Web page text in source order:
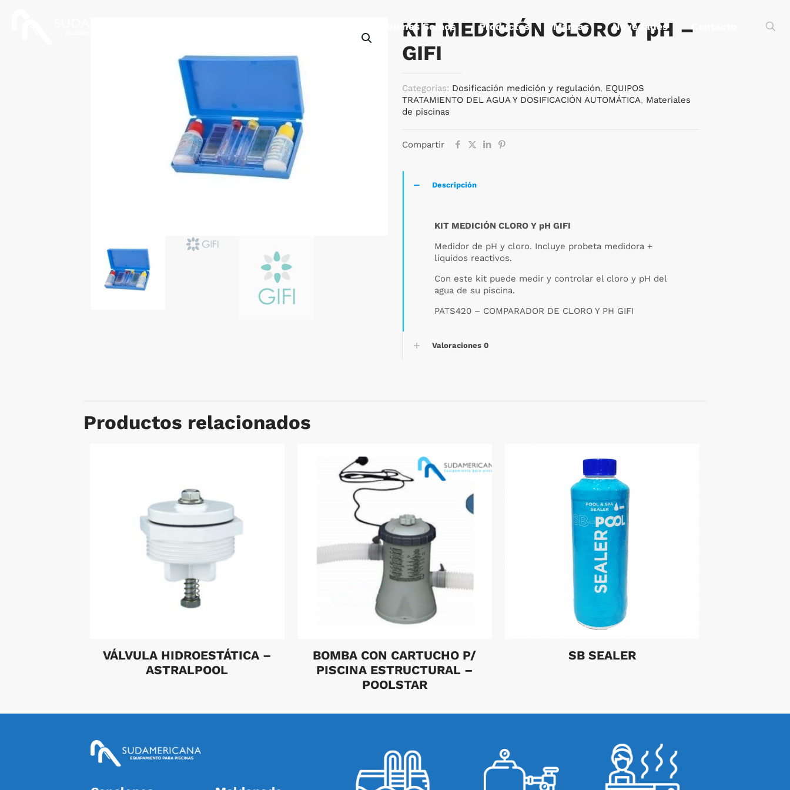
Quienes Somos Productos Marcas Novedades Contacto
KIT MEDICIÓN CLORO Y pH –
GIFI
Categorías: Dosificación medición y regulación, EQUIPOS
TRATAMIENTO DEL AGUA Y DOSIFICACIÓN AUTOMÁTICA, Materiales
de piscinas
Compartir
Descripción
KIT MEDICIÓN CLORO Y pH GIFI
Medidor de pH y cloro. Incluye probeta medidora +
líquidos reactivos.
Con este kit puede medir y controlar el cloro y pH del
agua de su piscina.
PATS420 – COMPARADOR DE CLORO Y PH GIFI
Valoraciones 0
Productos relacionados
VÁLVULA HIDROESTÁTICA –
ASTRALPOOL
BOMBA CON CARTUCHO P/
PISCINA ESTRUCTURAL –
POOLSTAR
SB SEALER